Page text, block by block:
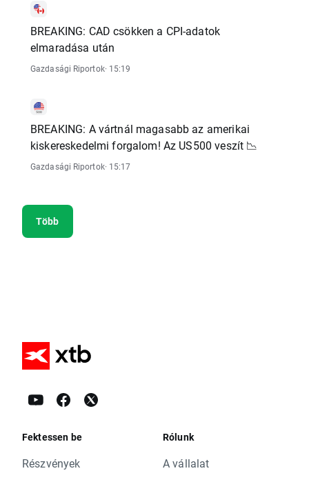
BREAKING: CAD csökken a CPI-adatok
elmaradása után
Gazdasági Riportok· 15:19
BREAKING: A vártnál magasabb az amerikai
kiskereskedelmi forgalom! Az US500 veszít 📉
Gazdasági Riportok· 15:17
Több
Fektessen be
Részvények
Rólunk
A vállalat